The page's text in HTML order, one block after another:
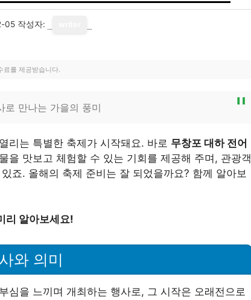
05 작성자:
료를 제공받습니다.
로 만나는 가을의 풍미
리는 특별한 축제가 시작돼요. 바로 무창포 대하 전어
을 맛보고 체험할 수 있는 기회를 제공해 주며, 관광객
죠. 올해의 축제 준비는 잘 되었을까요? 함께 알아보
리 알아보세요!
와 의미
심을 느끼며 개최하는 행사로, 그 시작은 오래전으로